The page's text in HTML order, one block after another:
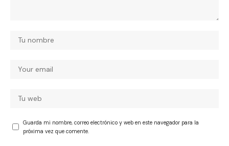
Guarda mi nombre, correo electrónico y web en este navegador para la
próxima vez que comente.